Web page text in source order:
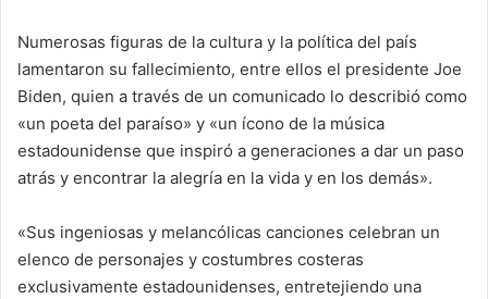
Numerosas figuras de la cultura y la política del país
lamentaron su fallecimiento, entre ellos el presidente Joe
Biden, quien a través de un comunicado lo describió como
«un poeta del paraíso» y «un ícono de la música
estadounidense que inspiró a generaciones a dar un paso
atrás y encontrar la alegría en la vida y en los demás».
«Sus ingeniosas y melancólicas canciones celebran un
elenco de personajes y costumbres costeras
exclusivamente estadounidenses, entretejiendo una